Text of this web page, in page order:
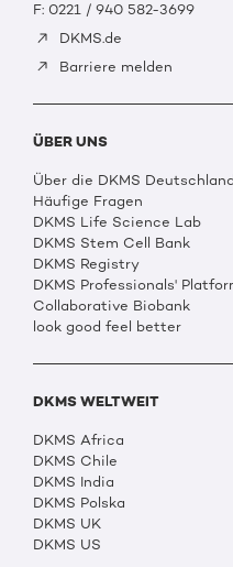
F: 0221 / 940 582-3699
DKMS.de
Barriere melden
ÜBER UNS
Über die DKMS Deutschland
Häufige Fragen
DKMS Life Science Lab
DKMS Stem Cell Bank
DKMS Registry
DKMS Professionals'
Collaborative Biobank
look good feel better
DKMS WELTWEIT
DKMS Africa
DKMS Chile
DKMS India
DKMS Polska
DKMS UK
DKMS US